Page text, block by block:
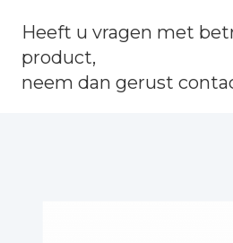
Heeft u vragen met
product,
neem dan gerust